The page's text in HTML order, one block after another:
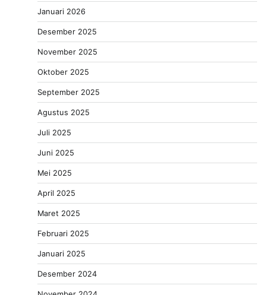
Januari 2026
Desember 2025
November 2025
Oktober 2025
September 2025
Agustus 2025
Juli 2025
Juni 2025
Mei 2025
April 2025
Maret 2025
Februari 2025
Januari 2025
Desember 2024